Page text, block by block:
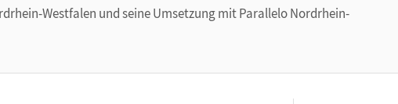
Westfalen und seine Umsetzung mit Parallelo Nordrhein-